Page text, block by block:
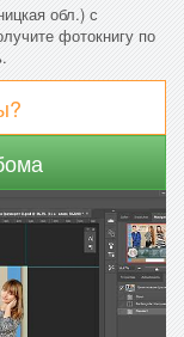
обл.) с
фотокнигу по